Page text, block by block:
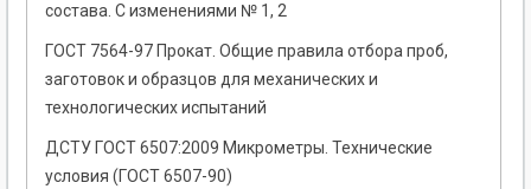
состава. С изменениями № 1, 2
ГОСТ 7564-97 Прокат. Общие правила отбора проб,
заготовок и образцов для механических и
технологических испытаний
ДСТУ ГОСТ 6507:2009 Микрометры. Технические
условия (ГОСТ 6507-90)